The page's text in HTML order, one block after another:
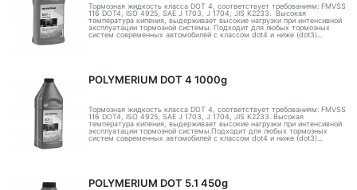
Тормозная жидкость класса DOT 4, соответствует требованиям: FMVSS
116 DOT4, ISO 4925, SAE J 1703, J 1704, JIS K2233. Высокая
температура кипения, выдерживает высокие нагрузки при интенсивной
эксплуатации тормозной системы. Подходит для любых тормозных
систем современных автомобилей с классом dot4 и ниже (dot3)...
POLYMERIUM DOT 4 1000g
Тормозная жидкость класса DOT 4, соответствует требованиям: FMVSS
116 DOT4, ISO 4925, SAE J 1703, J 1704, JIS K2233. Высокая
температура кипения, выдерживает высокие нагрузки при интенсивной
эксплуатации тормозной системы.Подходит для любых тормозных
систем современных автомобилей с классом dot4 и ниже (dot3)...
POLYMERIUM DOT 5.1 450g